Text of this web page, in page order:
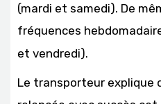
(mardi et samedi). De
fréquences
et vendredi).
Le transporteur explique